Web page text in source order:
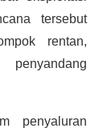
tersebut
rentan,
penyaluran